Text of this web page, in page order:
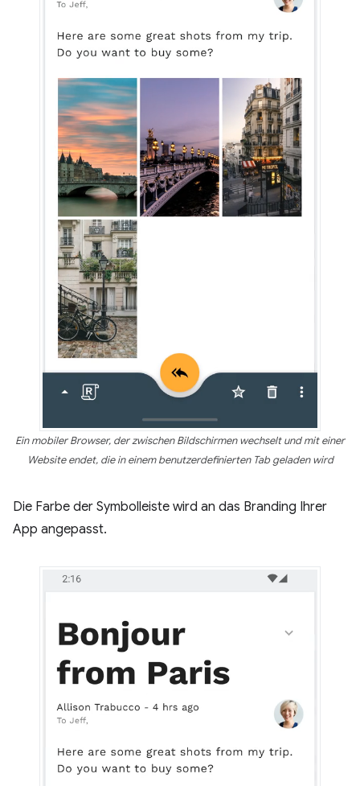
Ein mobiler Browser, der zwischen Bildschirmen wechselt und mit einer
Website endet, die in einem benutzerdefinierten Tab geladen wird
Die Farbe der Symbolleiste wird an das Branding Ihrer
App angepasst.